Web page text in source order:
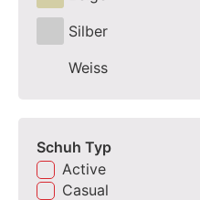
Silber
Weiss
Schuh Typ
Active
Casual